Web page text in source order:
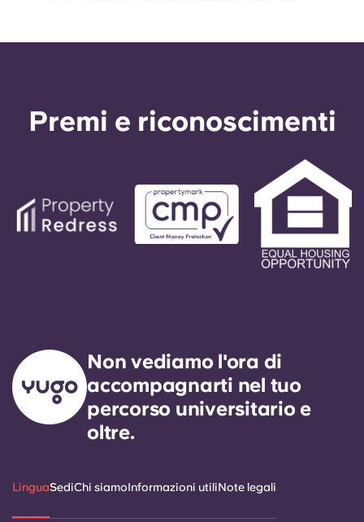
Premi e riconoscimenti
Non vediamo l'ora di
accompagnarti nel tuo
percorso universitario e
oltre.
LinguaSediChi siamoInformazioni utiliNote legali